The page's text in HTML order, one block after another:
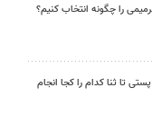
را چگونه انتخاب کنیم؟
تا ثنا کدام را کجا انجام